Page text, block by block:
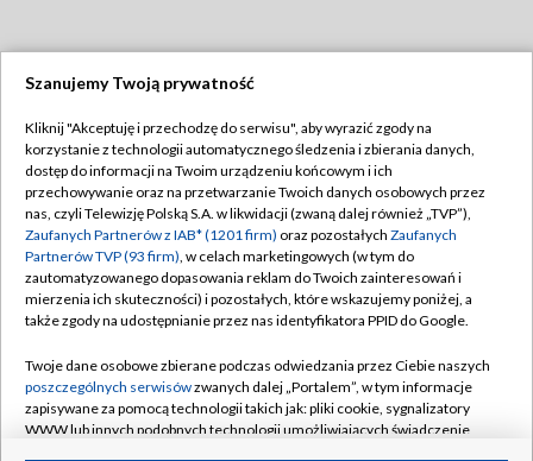
TVP
Abonament TVP
Emisja w TVP
Centrum informacji TVP
Naziemna Telewizja Cyfrowa
Rada Programowa
System NOS
Regulamin TVP
Polityka prywatności
Moje zgody
Pomoc
Kontakt
Szanujemy Twoją prywatność
Kliknij "Akceptuję i przechodzę do serwisu", aby wyrazić zgody na
korzystanie z technologii automatycznego śledzenia i zbierania danych,
dostęp do informacji na Twoim urządzeniu końcowym i ich
przechowywanie oraz na przetwarzanie Twoich danych osobowych przez
nas, czyli Telewizję Polską S.A. w likwidacji (zwaną dalej również „TVP”),
Zaufanych Partnerów z IAB* (1201 firm) oraz pozostałych Zaufanych
Partnerów TVP (93 firm), w celach marketingowych (w tym do
zautomatyzowanego dopasowania reklam do Twoich zainteresowań i
mierzenia ich skuteczności) i pozostałych, które wskazujemy poniżej, a
także zgody na udostępnianie przez nas identyfikatora PPID do Google.
Twoje dane osobowe zbierane podczas odwiedzania przez Ciebie naszych
poszczególnych serwisówzwanych dalej „Portalem”, w tym informacje
zapisywane za pomocą technologii takich jak: pliki cookie, sygnalizatory
WWW lub innych podobnych technologii umożliwiających świadczenie